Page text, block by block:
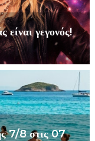
είναι γεγονός!
7/8 στις 07